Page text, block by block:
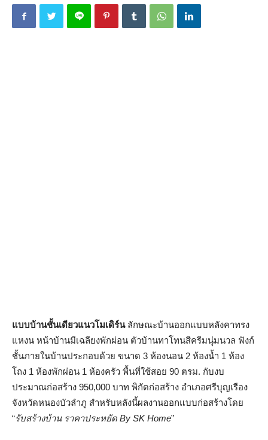
แบบบ้านชั้นเดียวแนวโมเดิร์นลักษณะบ้านออกแบบหลังคาทรง
แหงน หน้าบ้านมีเฉลียงพักผ่อน ตัวบ้านทาโทนสีครีมนุ่มนวล ฟังก์
ชั้นภายในบ้านประกอบด้วย ขนาด 3 ห้องนอน 2 ห้องน้ำ 1 ห้อง
โถง 1 ห้องพักผ่อน 1 ห้องครัว พื้นที่ใช้สอย 90 ตรม. กับงบ
ประมาณก่อสร้าง 950,000 บาท พิกัดก่อสร้าง อำเภอศรีบุญเรือง
จังหวัดหนองบัวลำภู สำหรับหลังนี้ผลงานออกแบบก่อสร้างโดย
“รับสร้างบ้าน ราคาประหยัด By SK Home”